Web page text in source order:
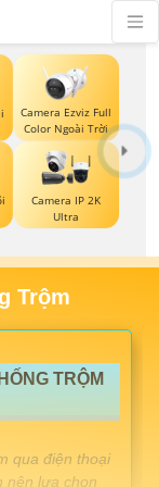
Camera Ezviz Full
Color Ngoài Trời
Camera IP 2K
Ultra
Trộm
TRỘM
qua điện thoại
nên lựa chọn